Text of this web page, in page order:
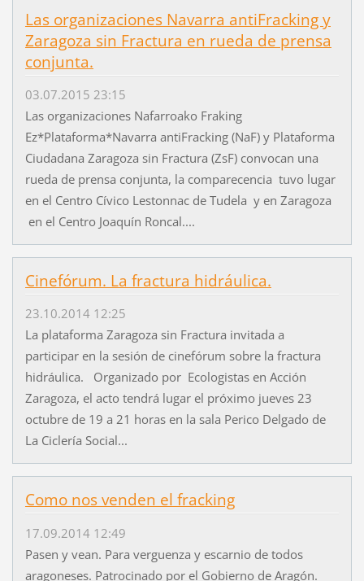
Las organizaciones Navarra antiFracking y
Zaragoza sin Fractura en rueda de prensa
conjunta.
03.07.2015 23:15
Las organizaciones Nafarroako Fraking
Ez*Plataforma*Navarra antiFracking (NaF) y Plataforma
Ciudadana Zaragoza sin Fractura (ZsF) convocan una
rueda de prensa conjunta, la comparecencia tuvo lugar
en el Centro Cívico Lestonnac de Tudela y en Zaragoza
en el Centro Joaquín Roncal....
Cinefórum. La fractura hidráulica.
23.10.2014 12:25
La plataforma Zaragoza sin Fractura invitada a
participar en la sesión de cinefórum sobre la fractura
hidráulica. Organizado por Ecologistas en Acción
Zaragoza, el acto tendrá lugar el próximo jueves 23
octubre de 19 a 21 horas en la sala Perico Delgado de
La Ciclería Social...
Como nos venden el fracking
17.09.2014 12:49
Pasen y vean. Para verguenza y escarnio de todos
aragoneses. Patrocinado por el Gobierno de Aragón.